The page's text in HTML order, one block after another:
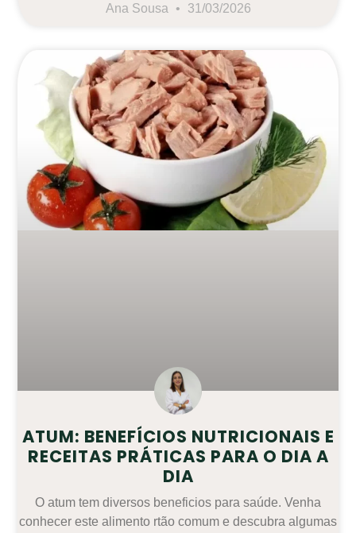
Ana Sousa 31/03/2026
ATUM: BENEFÍCIOS NUTRICIONAIS E
RECEITAS PRÁTICAS PARA O DIA A
DIA
O atum tem diversos beneficios para saúde. Venha
conhecer este alimento rtão comum e descubra algumas